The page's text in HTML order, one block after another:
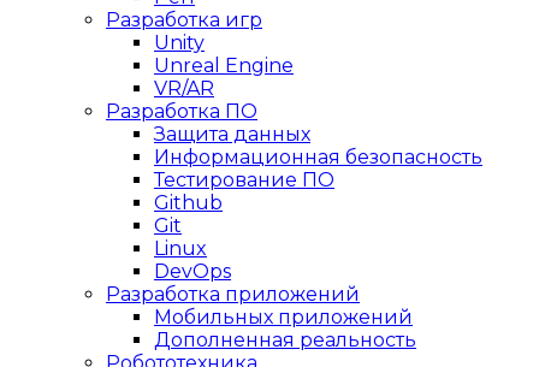
Разработка игр
Unity
Unreal Engine
VR/AR
Разработка ПО
Защита данных
Информационная безопасность
Тестирование ПО
Github
Git
Linux
DevOps
Разработка приложений
Мобильных приложений
Дополненная реальность